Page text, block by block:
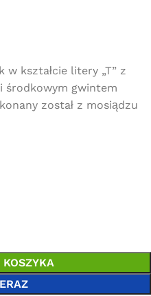
w kształcie litery „T” z
środkowym gwintem
został z mosiądzu